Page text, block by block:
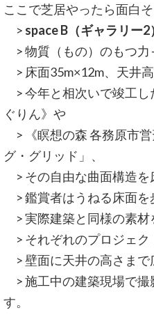
ここで芝居やったら面白そ
> space B（ギャラリー2）
> 物質（もの）のもつ力
> 床面35m×12m、天井
> 今年と相次いで竣工
ぐりん》や
> 《瞑想の森 各務原市
グ・グリッド」、
> その自由な曲面構造を
> 鑑賞者はうねる床面を
> 実際建築と同様の素材
> それぞれのプロジェク
> 壁面に天井の高さまで
> 施工中の建築現場で撮
す。